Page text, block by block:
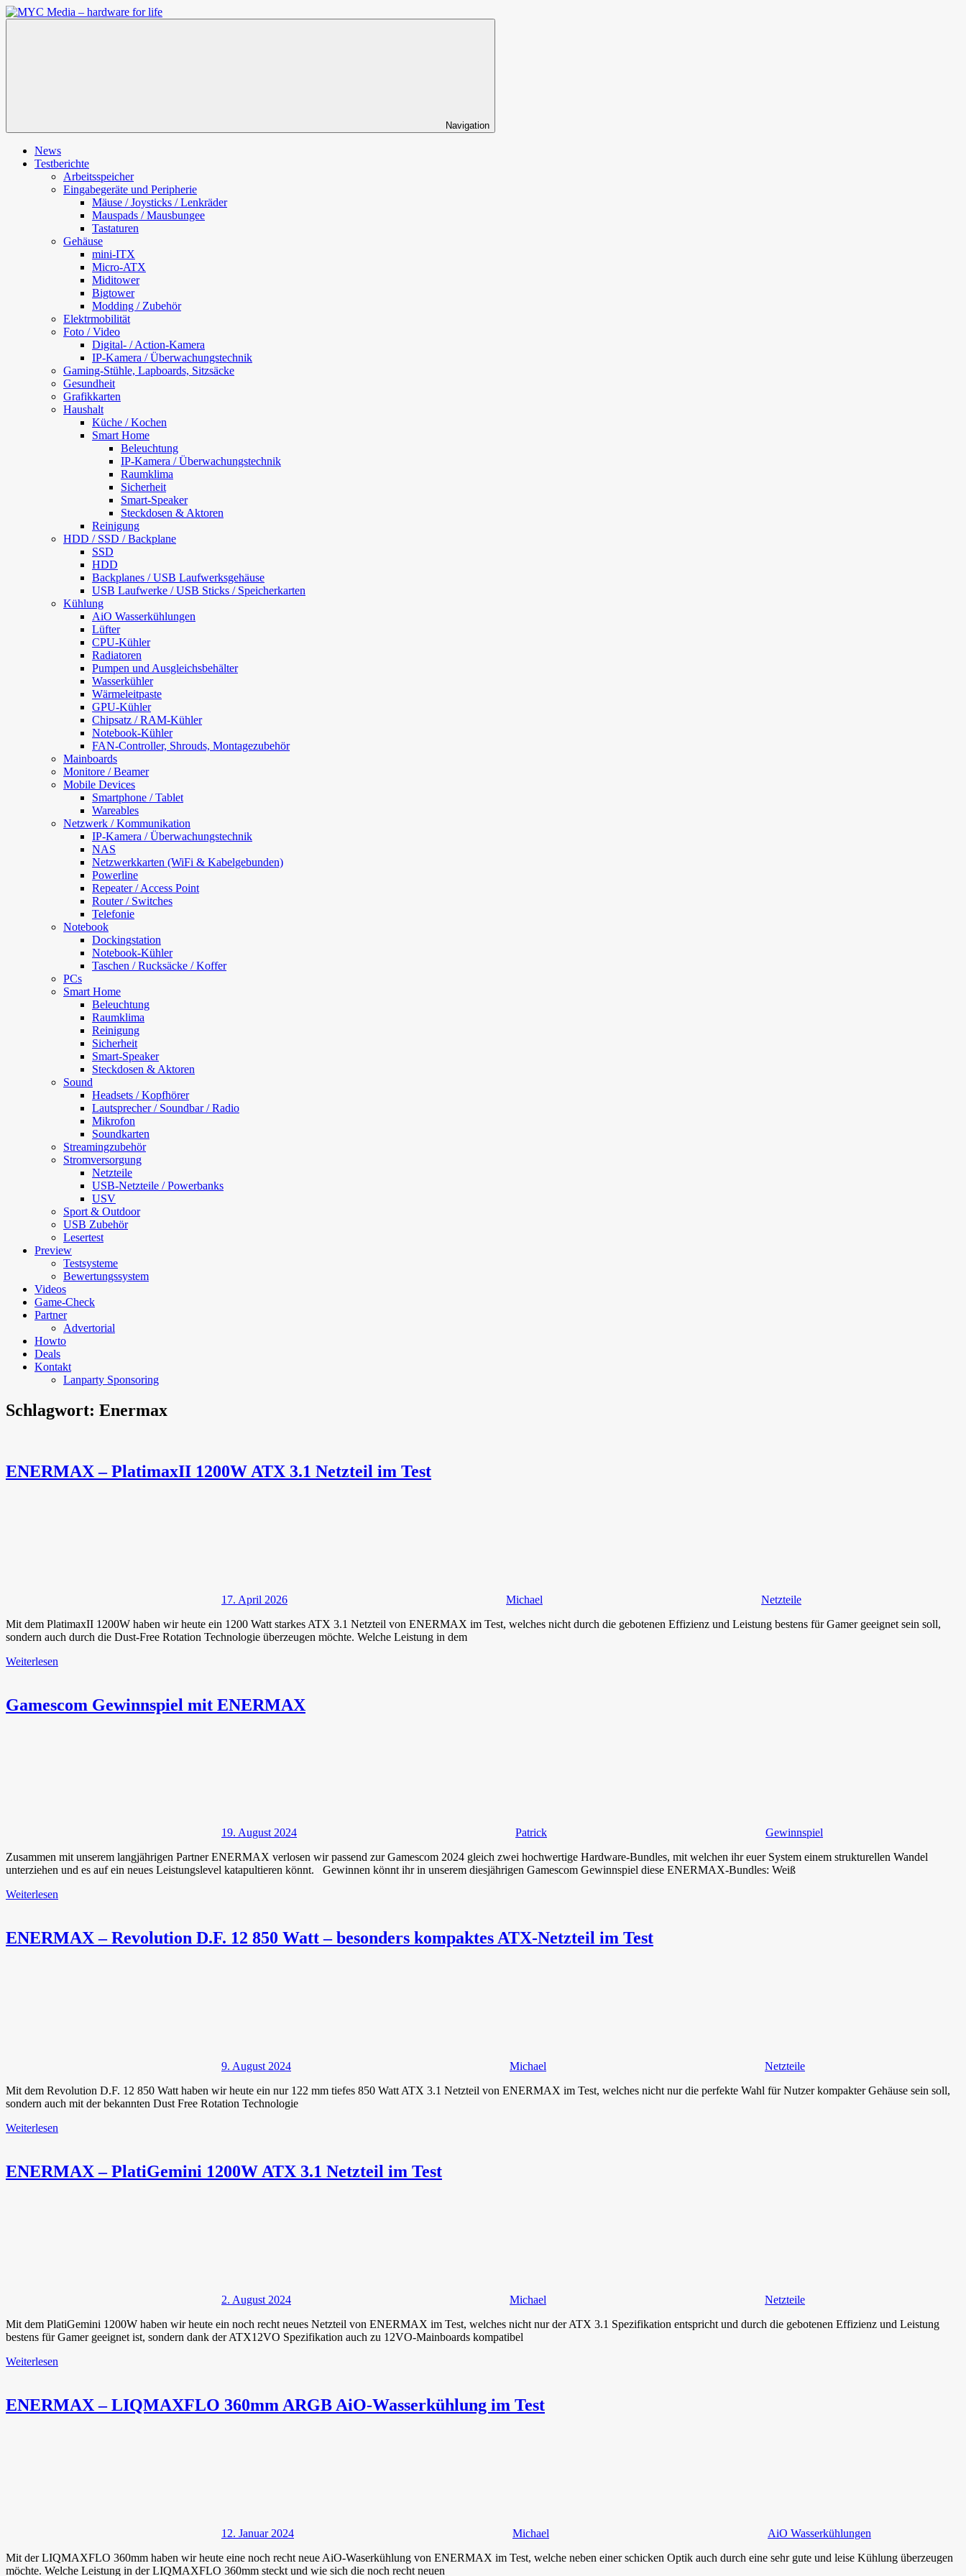
Zum
Inhalt
Navigation
News
Testberichte
Arbeitsspeicher
Eingabegeräte und Peripherie
Mäuse / Joysticks / Lenkräder
Mauspads / Mausbungee
Tastaturen
Gehäuse
mini-ITX
Micro-ATX
Miditower
Bigtower
Modding / Zubehör
Elektrmobilität
Foto / Video
Digital- / Action-Kamera
IP-Kamera / Überwachungstechnik
Gaming-Stühle, Lapboards, Sitzsäcke
Gesundheit
Grafikkarten
Haushalt
Küche / Kochen
Smart Home
Beleuchtung
IP-Kamera / Überwachungstechnik
Raumklima
Sicherheit
Smart-Speaker
Steckdosen & Aktoren
Reinigung
HDD / SSD / Backplane
SSD
HDD
Backplanes / USB Laufwerksgehäuse
USB Laufwerke / USB Sticks / Speicherkarten
Kühlung
AiO Wasserkühlungen
Lüfter
CPU-Kühler
Radiatoren
Pumpen und Ausgleichsbehälter
Wasserkühler
Wärmeleitpaste
GPU-Kühler
Chipsatz / RAM-Kühler
Notebook-Kühler
FAN-Controller, Shrouds, Montagezubehör
Mainboards
Monitore / Beamer
Mobile Devices
Smartphone / Tablet
Wareables
Netzwerk / Kommunikation
IP-Kamera / Überwachungstechnik
NAS
Netzwerkkarten (WiFi & Kabelgebunden)
Powerline
Repeater / Access Point
Router / Switches
Telefonie
Notebook
Dockingstation
Notebook-Kühler
Taschen / Rucksäcke / Koffer
PCs
Smart Home
Beleuchtung
Raumklima
Reinigung
Sicherheit
Smart-Speaker
Steckdosen & Aktoren
Sound
Headsets / Kopfhörer
Lautsprecher / Soundbar / Radio
Mikrofon
Soundkarten
Streamingzubehör
Stromversorgung
Netzteile
USB-Netzteile / Powerbanks
USV
Sport & Outdoor
USB Zubehör
Lesertest
Preview
Testsysteme
Bewertungssystem
Videos
Game-Check
Partner
Advertorial
Howto
Deals
Kontakt
Lanparty Sponsoring
Schlagwort: Enermax
ENERMAX – PlatimaxII 1200W ATX 3.1 Netzteil im Test
17. April 2026 Michael
Netzteile
Mit dem PlatimaxII 1200W haben wir heute ein 1200 Watt starkes ATX 3.1 Netzteil von ENERMAX im Test, welches nicht durch die gebotenen Effizienz und Leistung bestens für Gamer geeignet sein soll,
sondern auch durch die Dust-Free Rotation Technologie überzeugen möchte. Welche Leistung in dem
Weiterlesen
Gamescom Gewinnspiel mit ENERMAX
19. August 2024 Patrick
Gewinnspiel
Zusammen mit unserem langjährigen Partner ENERMAX verlosen wir passend zur Gamescom 2024 gleich zwei hochwertige Hardware-Bundles, mit welchen ihr euer System einem strukturellen Wandel
unterziehen und es auf ein neues Leistungslevel katapultieren könnt. Gewinnen könnt ihr in unserem diesjährigen Gamescom Gewinnspiel diese ENERMAX-Bundles: Weiß
Weiterlesen
ENERMAX – Revolution D.F. 12 850 Watt – besonders kompaktes ATX-Netzteil im Test
9. August 2024 Michael
Netzteile
Mit dem Revolution D.F. 12 850 Watt haben wir heute ein nur 122 mm tiefes 850 Watt ATX 3.1 Netzteil von ENERMAX im Test, welches nicht nur die perfekte Wahl für Nutzer kompakter Gehäuse sein soll,
sondern auch mit der bekannten Dust Free Rotation Technologie
Weiterlesen
ENERMAX – PlatiGemini 1200W ATX 3.1 Netzteil im Test
2. August 2024 Michael
Netzteile
Mit dem PlatiGemini 1200W haben wir heute ein noch recht neues Netzteil von ENERMAX im Test, welches nicht nur der ATX 3.1 Spezifikation entspricht und durch die gebotenen Effizienz und Leistung
bestens für Gamer geeignet ist, sondern dank der ATX12VO Spezifikation auch zu 12VO-Mainboards kompatibel
Weiterlesen
ENERMAX – LIQMAXFLO 360mm ARGB AiO-Wasserkühlung im Test
12. Januar 2024 Michael
AiO Wasserkühlungen
Mit der LIQMAXFLO 360mm haben wir heute eine noch recht neue AiO-Waserkühlung von ENERMAX im Test, welche neben einer schicken Optik auch durch eine sehr gute und leise Kühlung überzeugen
möchte. Welche Leistung in der LIQMAXFLO 360mm steckt und wie sich die noch recht neuen